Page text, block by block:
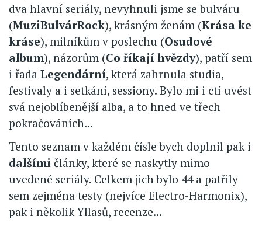
dva hlavní seriály, nevyhnuli jsme se bulváru
(MuziBulvárRock), krásným ženám (Krása ke
kráse), milníkům v poslechu (Osudové
album), názorům (Co říkají hvězdy), patří sem
i řada Legendární, která zahrnula studia,
festivaly a i setkání, sessiony. Bylo mi i ctí uvést
svá nejoblíbenější alba, a to hned ve třech
pokračováních...
Tento seznam v každém čísle bych doplnil pak i
dalšími články, které se naskytly mimo
uvedené seriály. Celkem jich bylo 44 a patřily
sem zejména testy (nejvíce Electro-Harmonix),
pak i několik Yllasů, recenze...